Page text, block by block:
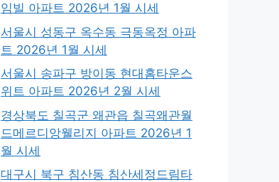
임빌 아파트 2026년 1월 시세
서울시 성동구 옥수동 극동옥정 아파
트 2026년 1월 시세
서울시 송파구 방이동 현대홈타운스
위트 아파트 2026년 2월 시세
경상북도 칠곡군 왜관읍 칠곡왜관월
드메르디앙웰리지 아파트 2026년 1
월 시세
대구시 북구 침산동 침산세정드림타